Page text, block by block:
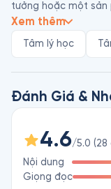
tưởng hoặc một sản
khắc xuất thần và
người thông qua rèn
Với David & Goliath,
ta nghĩ về những trở
về sự phân biệt đối
điều kiện học tập
nào đó. Cuốn sách
kiểu người trong xã
bất lợi dưới con mắt
Xem thêm
Tâm lý học
Đánh Giá &
4.6/5.0 (28
Nội dung
Giọng đọc